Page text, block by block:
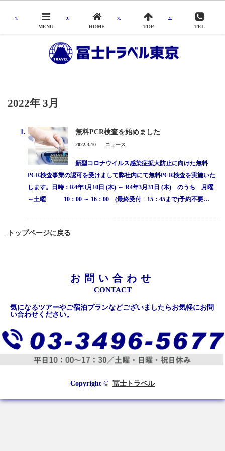
2022年 3月
無料PCR検査を始めました
2022.3.10 ニュース
新型コロナウイルス感染症拡大防止に向けた無料
PCR検査事業の認可を受けまして弊社内にて無料PCR検査を実施いた
します。日時：R4年3月10日 (木) ～ R4年3月31日 (木) のうち 月曜
～土曜 10：00 ～ 16：00 (最終受付 15：45まで)予約不要…
トップページに戻る
お問い合わせ
CONTACT
気になるツアーやご宿泊プランなどございましたらお気軽にお問
い合わせください。
MENU HOME TOP TEL
Copyright © 冨士トラベル
旅行申込み
旅行業務取扱料金について
会社概要
サイトマップ
プライバシーポリシー